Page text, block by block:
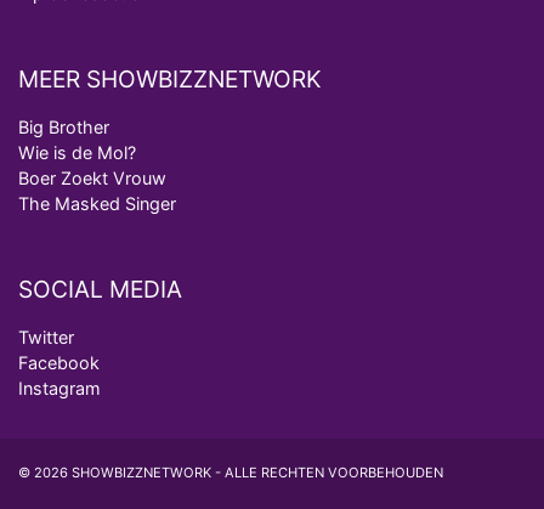
MEER SHOWBIZZNETWORK
Big Brother
Wie is de Mol?
Boer Zoekt Vrouw
The Masked Singer
SOCIAL MEDIA
Twitter
Facebook
Instagram
© 2026 SHOWBIZZNETWORK - ALLE RECHTEN VOORBEHOUDEN